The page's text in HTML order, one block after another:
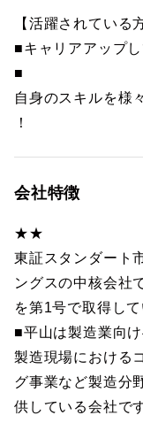
【活躍されている
■キャリアアップし
■
自身のスキルを様
！
会社特徴
★★
東証スタンダート
ングスの中核会社
を第1号で取得し
■平山は製造業向
製造現場における
グ事業など製造分
供している会社で